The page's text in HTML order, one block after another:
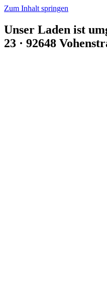
Zum Inhalt springen
Unser Laden ist
23 · 92648